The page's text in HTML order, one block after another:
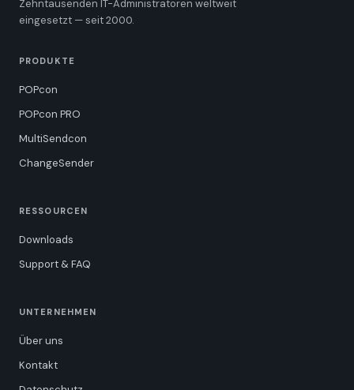
Zehntausenden IT-Administratoren weltweit
eingesetzt — seit 2000.
PRODUKTE
POPcon
POPcon PRO
MultiSendcon
ChangeSender
RESSOURCEN
Downloads
Support & FAQ
UNTERNEHMEN
Über uns
Kontakt